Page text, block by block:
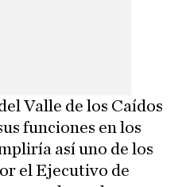
Valle de los Caídos
funciones en los
así uno de los
el Ejecutivo de